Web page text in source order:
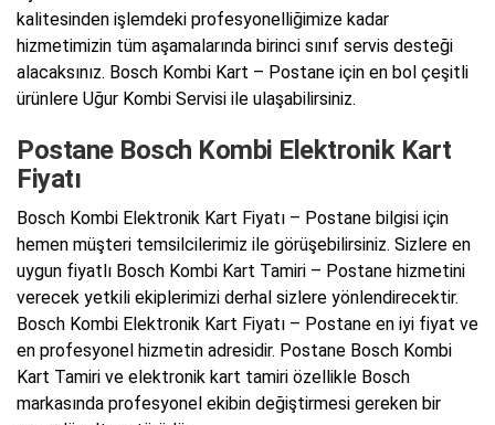
kalitesinden işlemdeki profesyonelliğimize kadar
hizmetimizin tüm aşamalarında birinci sınıf servis desteği
alacaksınız. Bosch Kombi Kart – Postane için en bol çeşitli
ürünlere Uğur Kombi Servisi ile ulaşabilirsiniz.
Postane Bosch Kombi Elektronik Kart
Fiyatı
Bosch Kombi Elektronik Kart Fiyatı – Postane bilgisi için
hemen müşteri temsilcilerimiz ile görüşebilirsiniz. Sizlere en
uygun fiyatlı Bosch Kombi Kart Tamiri – Postane hizmetini
verecek yetkili ekiplerimizi derhal sizlere yönlendirecektir.
Bosch Kombi Elektronik Kart Fiyatı – Postane en iyi fiyat ve
en profesyonel hizmetin adresidir. Postane Bosch Kombi
Kart Tamiri ve elektronik kart tamiri özellikle Bosch
markasında profesyonel ekibin değiştirmesi gereken bir